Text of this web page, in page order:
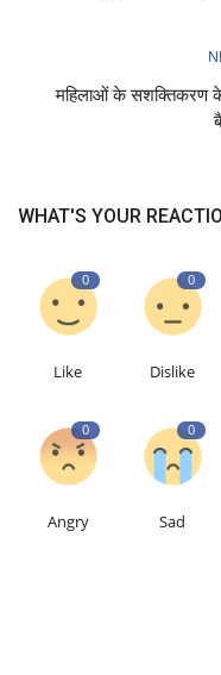
महिलाओं के सशक्तिकरण के
WHAT'S YOUR
0
Like
0
Dislike
0
Angry
0
Sad